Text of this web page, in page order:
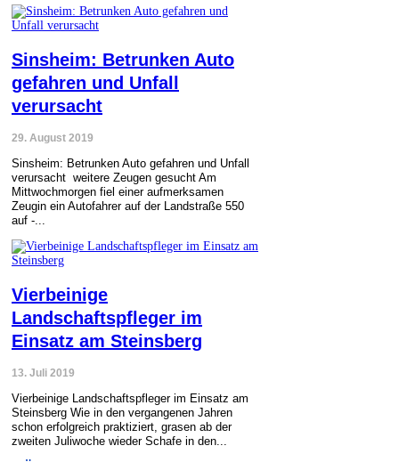
Sinsheim: Betrunken Auto
gefahren und Unfall
verursacht
29. August 2019
Sinsheim: Betrunken Auto gefahren und Unfall
verursacht weitere Zeugen gesucht Am
Mittwochmorgen fiel einer aufmerksamen
Zeugin ein Autofahrer auf der Landstraße 550
auf -...
Vierbeinige
Landschaftspfleger im
Einsatz am Steinsberg
13. Juli 2019
Vierbeinige Landschaftspfleger im Einsatz am
Steinsberg Wie in den vergangenen Jahren
schon erfolgreich praktiziert, grasen ab der
zweiten Juliwoche wieder Schafe in den...